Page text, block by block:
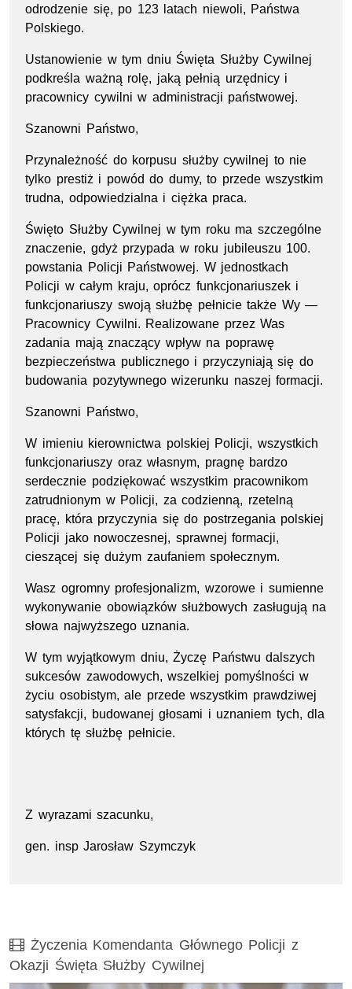
odrodzenie się, po 123 latach niewoli, Państwa
Polskiego.
Ustanowienie w tym dniu Święta Służby Cywilnej
podkreśla ważną rolę, jaką pełnią urzędnicy i
pracownicy cywilni w administracji państwowej.
Szanowni Państwo,
Przynależność do korpusu służby cywilnej to nie
tylko prestiż i powód do dumy, to przede wszystkim
trudna, odpowiedzialna i ciężka praca.
Święto Służby Cywilnej w tym roku ma szczególne
znaczenie, gdyż przypada w roku jubileuszu 100.
powstania Policji Państwowej. W jednostkach
Policji w całym kraju, oprócz funkcjonariuszek i
funkcjonariuszy swoją służbę pełnicie także Wy —
Pracownicy Cywilni. Realizowane przez Was
zadania mają znaczący wpływ na poprawę
bezpieczeństwa publicznego i przyczyniają się do
budowania pozytywnego wizerunku naszej formacji.
Szanowni Państwo,
W imieniu kierownictwa polskiej Policji, wszystkich
funkcjonariuszy oraz własnym, pragnę bardzo
serdecznie podziękować wszystkim pracownikom
zatrudnionym w Policji, za codzienną, rzetelną
pracę, która przyczynia się do postrzegania polskiej
Policji jako nowoczesnej, sprawnej formacji,
cieszącej się dużym zaufaniem społecznym.
Wasz ogromny profesjonalizm, wzorowe i sumienne
wykonywanie obowiązków służbowych zasługują na
słowa najwyższego uznania.
W tym wyjątkowym dniu, Życzę Państwu dalszych
sukcesów zawodowych, wszelkiej pomyślności w
życiu osobistym, ale przede wszystkim prawdziwej
satysfakcji, budowanej głosami i uznaniem tych, dla
których tę służbę pełnicie.
Z wyrazami szacunku,
gen. insp Jarosław Szymczyk
Film
Życzenia Komendanta Głównego Policji z
Okazji Święta Służby Cywilnej